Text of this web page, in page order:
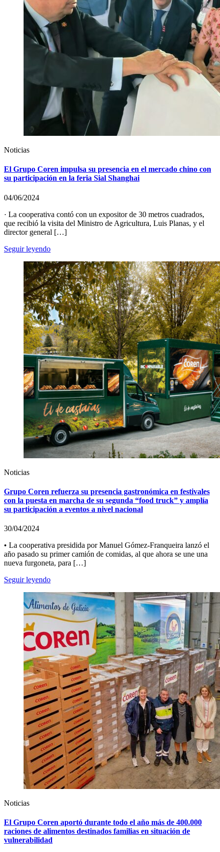
Noticias
El Grupo Coren impulsa su presencia en el mercado chino con
su participación en la feria Sial Shanghai
04/06/2024
· La cooperativa contó con un expositor de 30 metros cuadrados,
que recibió la visita del Ministro de Agricultura, Luis Planas, y el
director general […]
Seguir leyendo
Noticias
Grupo Coren refuerza su presencia gastronómica en festivales
con la puesta en marcha de su segunda “food truck” y amplía
su participación a eventos a nivel nacional
30/04/2024
• La cooperativa presidida por Manuel Gómez-Franqueira lanzó el
año pasado su primer camión de comidas, al que ahora se une una
nueva furgoneta, para […]
Seguir leyendo
Noticias
El Grupo Coren aportó durante todo el año más de 400.000
raciones de alimentos destinados familias en situación de
vulnerabilidad